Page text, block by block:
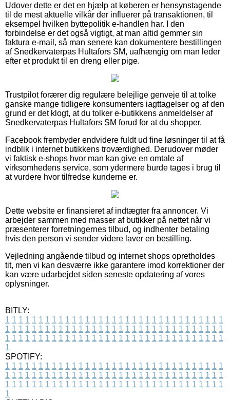
Udover dette er det en hjælp at køberen er hensynstagende
til de mest aktuelle vilkår der influerer på transaktionen, til
eksempel hvilken byttepolitik e-handlen har. I den
forbindelse er det også vigtigt, at man altid gemmer sin
faktura e-mail, så man senere kan dokumentere bestillingen
af Snedkervaterpas Hultafors SM, uafhængig om man leder
efter et produkt til en dreng eller pige.
Trustpilot forærer dig regulære belejlige genveje til at tolke
ganske mange tidligere konsumenters iagttagelser og af den
grund er det klogt, at du tolker e-butikkens anmeldelser af
Snedkervaterpas Hultafors SM forud for at du shopper.
Facebook frembyder endvidere fuldt ud fine løsninger til at få
indblik i internet butikkens troværdighed. Derudover møder
vi faktisk e-shops hvor man kan give en omtale af
virksomhedens service, som ydermere burde tages i brug til
at vurdere hvor tilfredse kunderne er.
Dette website er finansieret af indtægter fra annoncer. Vi
arbejder sammen med masser af butikker på nettet når vi
præsenterer forretningernes tilbud, og indhenter betaling
hvis den person vi sender videre laver en bestilling.
Vejledning angående tilbud og internet shops opretholdes
tit, men vi kan desværre ikke garantere imod korrektioner der
kan være udarbejdet siden seneste opdatering af vores
oplysninger.
BITLY:
1 1 1 1 1 1 1 1 1 1 1 1 1 1 1 1 1 1 1 1 1 1 1 1 1 1 1 1 1 1 1 1 1
1 1 1 1 1 1 1 1 1 1 1 1 1 1 1 1 1 1 1 1 1 1 1 1 1 1 1 1 1 1 1 1 1
1 1 1 1 1 1 1 1 1 1 1 1 1 1 1 1 1 1 1 1 1 1 1 1 1 1 1 1 1 1 1 1 1
1
SPOTIFY:
1 1 1 1 1 1 1 1 1 1 1 1 1 1 1 1 1 1 1 1 1 1 1 1 1 1 1 1 1 1 1 1 1
1 1 1 1 1 1 1 1 1 1 1 1 1 1 1 1 1 1 1 1 1 1 1 1 1 1 1 1 1 1 1 1 1
1 1 1 1 1 1 1 1 1 1 1 1 1 1 1 1 1 1 1 1 1 1 1 1 1 1 1 1 1 1 1 1 1
1